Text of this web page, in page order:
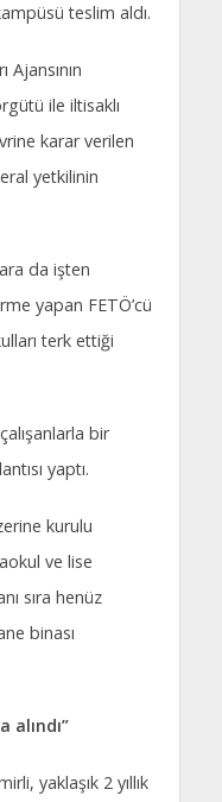
teslim aldı.
ile iltisaklı
karar verilen
yetkilinin
da işten
yapan FETÖ’cü
terk ettiği
bir
yaptı.
kurulu
ve lise
sıra henüz
binası
alındı”
yaklaşık 2 yıllık